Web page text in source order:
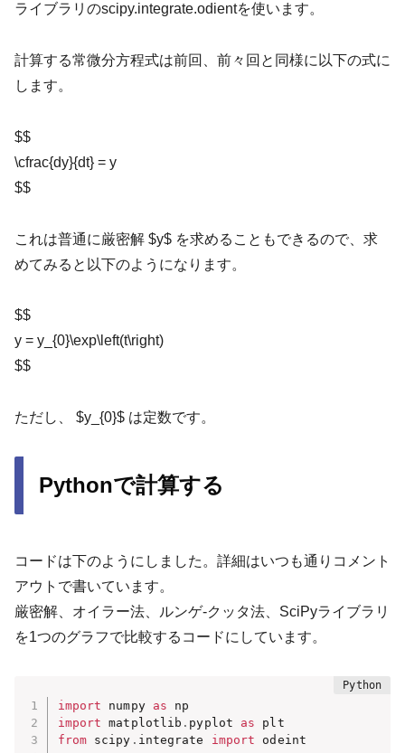
ライブラリのscipy.integrate.odientを使います。
計算する常微分方程式は前回、前々回と同様に以下の式に
します。
$$
\cfrac{dy}{dt} = y
$$
これは普通に厳密解 $y$ を求めることもできるので、求
めてみると以下のようになります。
$$
y = y_{0}\exp\left(t\right)
$$
ただし、 $y_{0}$ は定数です。
Pythonで計算する
コードは下のようにしました。詳細はいつも通りコメント
アウトで書いています。
厳密解、オイラー法、ルンゲ-クッタ法、SciPyライブラリ
を1つのグラフで比較するコードにしています。
import numpy as
import matplotlib . pyplot as
from scipy . integrate import odeint